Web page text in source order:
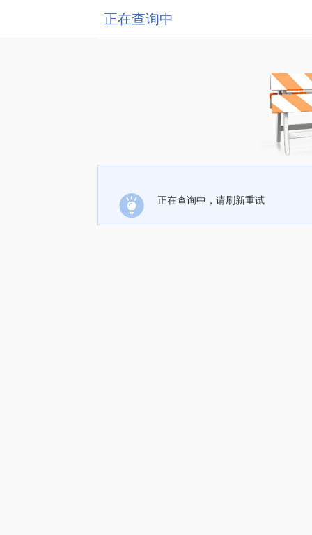
正在查询中
正在查询中，请刷新重试